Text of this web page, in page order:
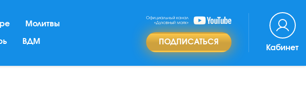
Молитвы
ВДМ ПОДПИСАТЬСЯ
Кабинет